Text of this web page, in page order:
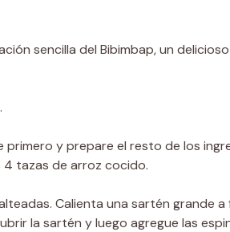
sencilla del Bibimbap, un
primero y prepare el resto de los
4 tazas de arroz cocido.
Calienta una sartén grande a
la sartén y luego agregue las